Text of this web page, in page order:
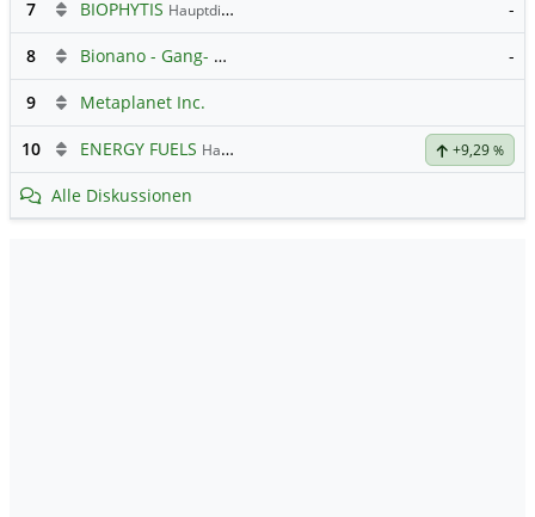
7 BIOPHYTIS Hauptdiskussion -
8 Bionano - Gang- Clubhouse -
9 Metaplanet Inc.
10 ENERGY FUELS Hauptdiskussion +9,29 %
Alle Diskussionen